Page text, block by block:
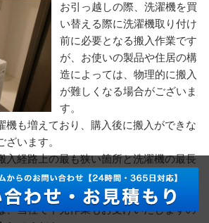
お引っ越しの際、洗濯機を買
い替える際に洗濯機取り付け
前に必要となる搬入作業です
が、お使いの製品や住居の構
造によっては、物理的に搬入
が難しくなる場合がございま
す。
機も増えており、購入後に搬入ができな
います。
入経路上の最も狭い箇所と洗濯機の最長
物理的に入るか入らないかをご確認して
します。
、当社で下見作業もお受けいたしますの